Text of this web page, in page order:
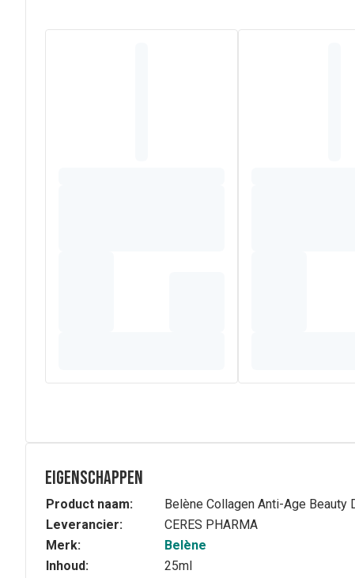
Eigenschappen
Product naam:
Belène Collagen Anti-Age Beauty
Leverancier:
CERES PHARMA
Merk:
Belène
Inhoud:
25ml